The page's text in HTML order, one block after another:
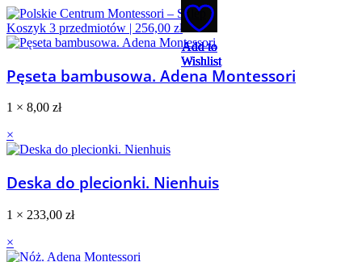
Koszyk 3 przedmiotów | 256,00 zł
Pęseta bambusowa. Adena Montessori
1 × 8,00 zł
×
Deska do plecionki. Nienhuis
1 × 233,00 zł
×
Add to
Wishlist
Add to
Wishlist
Add to
Wishlist
Add to
Wishlist
Add to
Wishlist